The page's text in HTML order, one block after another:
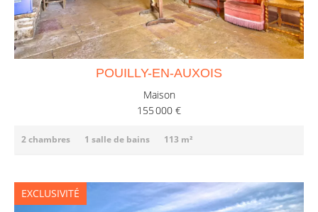
POUILLY-EN-AUXOIS
Maison
155 000 €
2 chambres 1 salle de bains 113 m²
EXCLUSIVITÉ